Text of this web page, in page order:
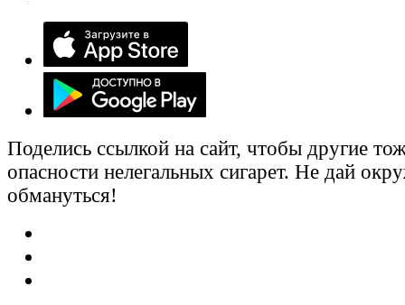
Поделись ссылкой на сайт, чтобы другие
опасности нелегальных сигарет. Не дай
обмануться!